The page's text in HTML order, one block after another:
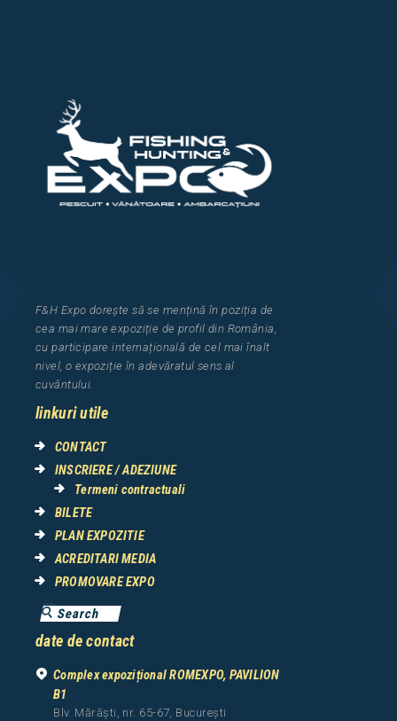
F&H Expo dorește să se mențină în poziția de
cea mai mare expoziție de profil din România
cu participare internațională de cel maiînalt
nivel, o expoziție în adevăratul sens al
cuvântului.
linkuri utile
CONTACT
INSCRIERE / ADEZIUNE
Termeni contractuali
BILETE
PLAN EXPOZITIE
ACREDITARI MEDIA
PROMOVARE EXPO
date de contact
Complex expozițional ROMEXPO, PAVILION
B1
Blv. Mărăști, nr. 65-67, București